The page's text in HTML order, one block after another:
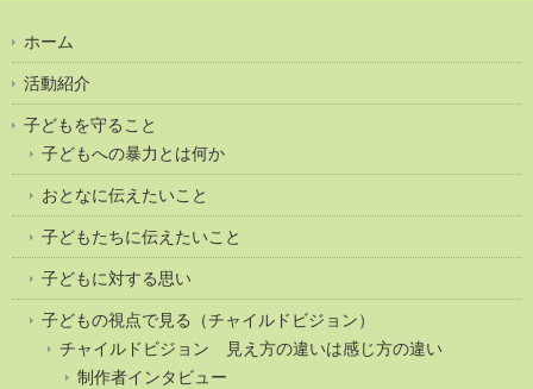
ホーム
活動紹介
子どもを守ること
子どもへの暴力とは何か
おとなに伝えたいこと
子どもたちに伝えたいこと
子どもに対する思い
子どもの視点で見る（チャイルドビジョン）
チャイルドビジョン 見え方の違いは感じ方の違い
制作者インタビュー